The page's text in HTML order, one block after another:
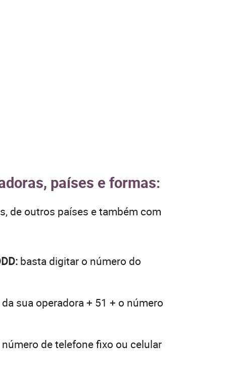
países e formas:
de outros países e também com
basta digitar o número do
sua operadora + 51 + o número
de telefone fixo ou celular